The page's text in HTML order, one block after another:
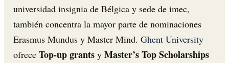
universidad insignia de Bélgica y sede de imec,
también concentra la mayor parte de nominaciones
Erasmus Mundus y Master Mind. Ghent University
ofrece Top-up grants y Master’s Top Scholarships